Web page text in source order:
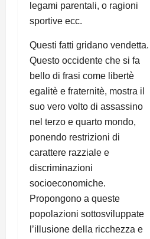
legami parentali, o ragioni
sportive ecc.
Questi fatti gridano vendetta.
Questo occidente che si fa
bello di frasi come libertè
egalitè e fraternitè, mostra il
suo vero volto di assassino
nel terzo e quarto mondo,
ponendo restrizioni di
carattere razziale e
discriminazioni
socioeconomiche.
Propongono a queste
popolazioni sottosviluppate
l’illusione della ricchezza e